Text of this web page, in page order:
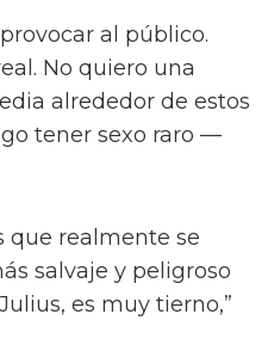
al público.
No quiero una
alrededor de estos
tener sexo raro —
que realmente se
salvaje y peligroso
es muy tierno,”